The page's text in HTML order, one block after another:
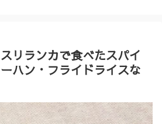
スリランカで食べたスパイ
ハン・フライドライスな